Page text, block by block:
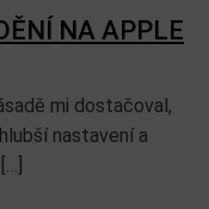
NA APPLE
mi dostačoval,
nastavení a